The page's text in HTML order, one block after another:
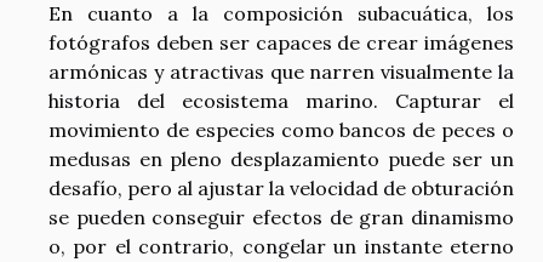
En cuanto a la composición subacuática, los
fotógrafos deben ser capaces de crear imágenes
armónicas y atractivas que narren visualmente la
historia del ecosistema marino. Capturar el
movimiento de especies como bancos de peces o
medusas en pleno desplazamiento puede ser un
desafío, pero al ajustar la velocidad de obturación
se pueden conseguir efectos de gran dinamismo
o, por el contrario, congelar un instante eterno